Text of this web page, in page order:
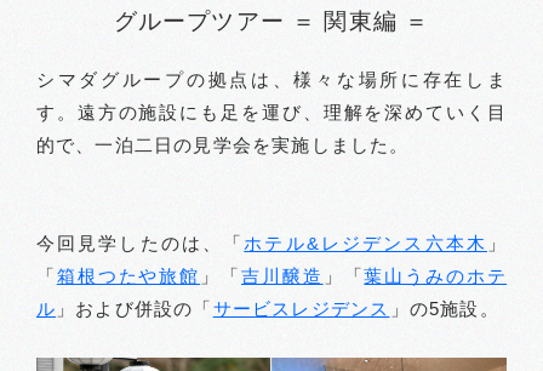
グループツアー ＝ 関東編 ＝
シマダグループの拠点は、様々な場所に存在しま
す。遠方の施設にも足を運び、理解を深めていく目
的で、一泊二日の見学会を実施しました。
今回見学したのは、「 ホテル&レジデンス六本木 」
「箱根つたや旅館 」「吉川醸造 」「葉山うみのホテ
ル 」および併設の「サービスレジデンス 」の5施設。